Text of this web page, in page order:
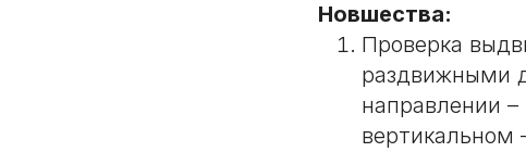
Новшества:
Проверка
раздвижными
направлении
вертикальном